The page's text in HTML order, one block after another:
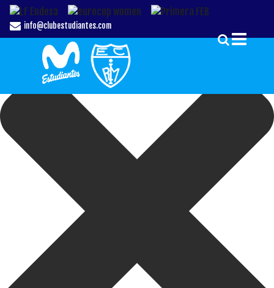
Gestionar el Consentimiento de las Cookies
info@clubestudiantes.com